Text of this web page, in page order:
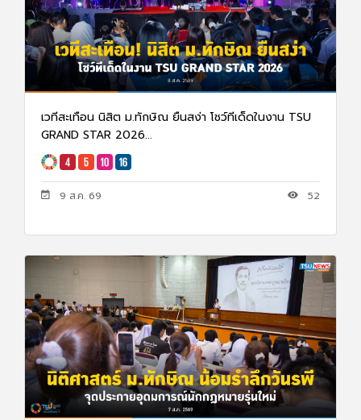
เวทีสะเทือน นิสิต ม.ทักษิณ ยืนสง่า โชว์ทีเด็ดในงาน TSU
GRAND STAR 2026...
9 ส.ค. 69 52